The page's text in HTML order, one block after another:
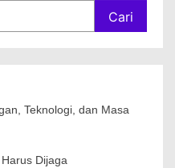
Cari
Teknologi, dan Masa
Dijaga